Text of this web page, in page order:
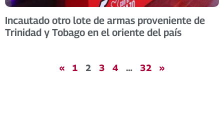
Incautado otro lote de armas proveniente de
Trinidad y Tobago en el oriente del país
« 1 2 3 4 … 32 »